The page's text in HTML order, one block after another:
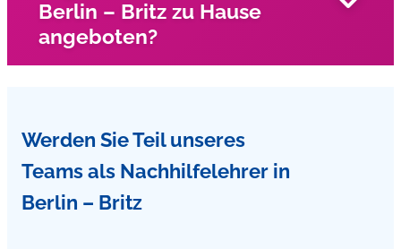
Schüler nach Hause und geben Mathe Nachhilfe im
Einzelunterricht
Berlin – Britz zu Hause
angeboten?
nach Hause und geben Englisch und Deutsch Nachhilfe
im Einzelunterricht
Werden Sie Teil unseres
Teamsals Nachhilfelehrer in
Berlin – Britz